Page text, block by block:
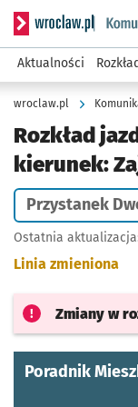
Serwis
Aktualności
wroclaw.pl
Rozkład
kierunek:
Przystanek
Ostatnia
Linia zmieniona
Zmiany w
Poradnik